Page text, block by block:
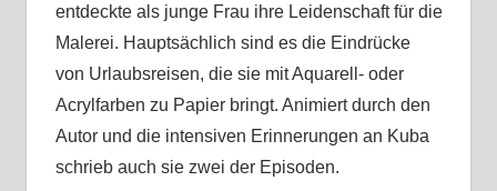
entdeckte als junge Frau ihre Leidenschaft für die
Malerei. Hauptsächlich sind es die Eindrücke
von Urlaubsreisen, die sie mit Aquarell- oder
Acrylfarben zu Papier bringt. Animiert durch den
Autor und die intensiven Erinnerungen an Kuba
schrieb auch sie zwei der Episoden.